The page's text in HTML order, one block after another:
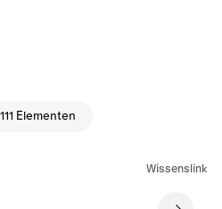
Elementen
Wissenslink